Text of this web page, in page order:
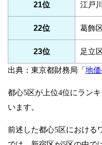
21位 江戸
22位 葛飾
23位 足立
出典：東京都財務局「 地価
都心5区が上位4位にラン
います。
前述した都心5区における